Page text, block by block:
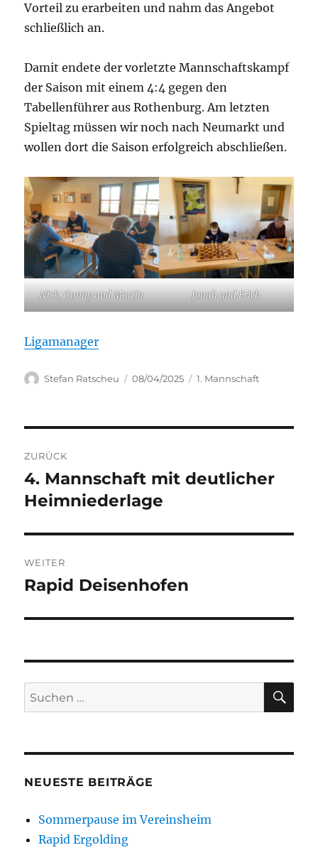
Vorteil zu erarbeiten und nahm das Angebot
schließlich an.
Damit endete der vorletzte Mannschaftskampf
der Saison mit einem 4:4 gegen den
Tabellenführer aus Rothenburg. Am letzten
Spieltag müssen wir noch nach Neumarkt und
wollen dort die Saison erfolgreich abschließen.
Nick, Gunny und Martin Jonah und Erich
Ligamanager
Autor
Stefan Ratscheu
Veröffentlicht
08/04/2025 Kategorien
1. Mannschaft
ZURÜCK
Vorheriger
Beitrag:
4. Mannschaft mit deutlicher
Heimniederlage
WEITER
Nächster
Rapid Deisenhofen
Suchen
nach:
NEUESTE BEITRÄGE
Sommerpause im Vereinsheim
Rapid Ergolding